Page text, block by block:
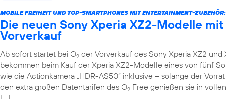
MOBILE FREIHEIT UND TOP-SMARTPHONES MIT ENTERTAINMENT-ZUBEHÖR:
Die neuen Sony Xperia XZ2-Modelle mit
Vorverkauf
Ab sofort startet bei O2 der Vorverkauf des Sony Xperia XZ2 und
bekommen beim Kauf der Xperia XZ2-Modelle eines von fünf
wie die Actionkamera „HDR-AS50“ inklusive – solange der
den extra großen Datentarifen des O2 Free genießen sie in